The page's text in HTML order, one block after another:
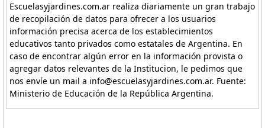
Escuelasyjardines.com.ar realiza diariamente un gran trabajo
de recopilación de datos para ofrecer a los usuarios
información precisa acerca de los establecimientos
educativos tanto privados como estatales de Argentina. En
caso de encontrar algún error en la información provista o
agregar datos relevantes de la Institucion, le pedimos que
nos envíe un mail a info@escuelasyjardines.com.ar. Fuente:
Ministerio de Educación de la República Argentina.